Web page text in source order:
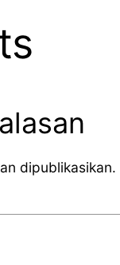
dipublikasikan.